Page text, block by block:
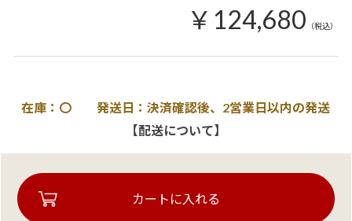
￥124,680 （税込）
在庫：〇 発送日：決済確認後、2営業日以内の発送
【配送について】